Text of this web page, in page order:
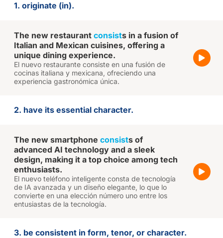
1. originate (in).
The new restaurant consists in a fusion of
Italian and Mexican cuisines, offering a
unique dining experience.
El nuevo restaurante consiste en una fusión de
cocinas italiana y mexicana, ofreciendo una
experiencia gastronómica única.
2. have its essential character.
The new smartphone consists of
advanced AI technology and a sleek
design, making it a top choice among tech
enthusiasts.
El nuevo teléfono inteligente consta de tecnología
de IA avanzada y un diseño elegante, lo que lo
convierte en una elección número uno entre los
entusiastas de la tecnología.
3. be consistent in form, tenor, or character.